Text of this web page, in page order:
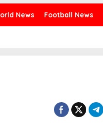
News Football News